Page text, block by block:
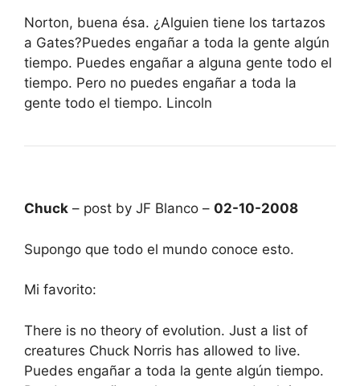
Norton, buena ésa. ¿Alguien tiene los tartazos
a Gates?Puedes engañar a toda la gente algún
tiempo. Puedes engañar a alguna gente todo el
tiempo. Pero no puedes engañar a toda la
gente todo el tiempo. Lincoln
Chuck – post by JF Blanco – 02-10-2008
Supongo que todo el mundo conoce esto.
Mi favorito:
There is no theory of evolution. Just a list of
creatures Chuck Norris has allowed to live.
Puedes engañar a toda la gente algún tiempo.